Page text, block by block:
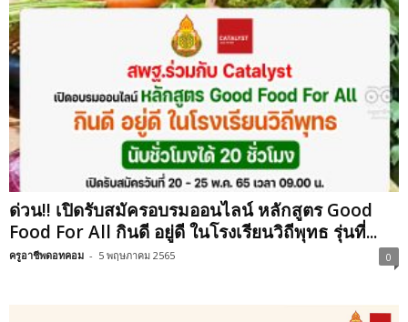
ด่วน!! เปิดรับสมัครอบรมออนไลน์ หลักสูตร Good
Food For All กินดี อยู่ดี ในโรงเรียนวิถีพุทธ รุ่นที่...
ครูอาชีพดอทคอม - 5 พฤษภาคม 2565 0